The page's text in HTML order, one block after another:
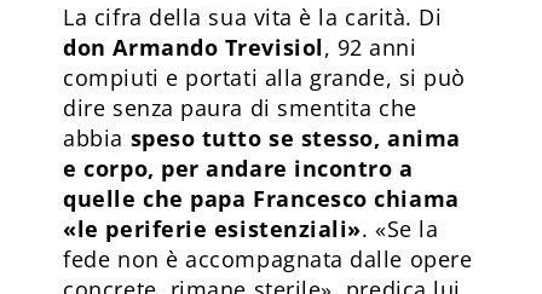
La cifra della sua vita è la carità. Di
don Armando Trevisiol, 92 anni
compiuti e portati alla grande, si può
dire senza paura di smentita che
abbia speso tutto se stesso, anima
e corpo, per andare incontro a
quelle che papa Francesco chiama
«le periferie esistenziali». «Se la
fede non è accompagnata dalle opere